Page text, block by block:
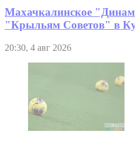
Махачкалинское
"Крыльям Советов" в
20:30, 4 авг 2026